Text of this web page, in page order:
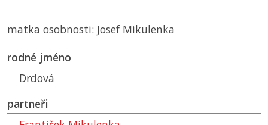
matka osobnosti: Josef Mikulenka
rodné jméno
Drdová
partneři